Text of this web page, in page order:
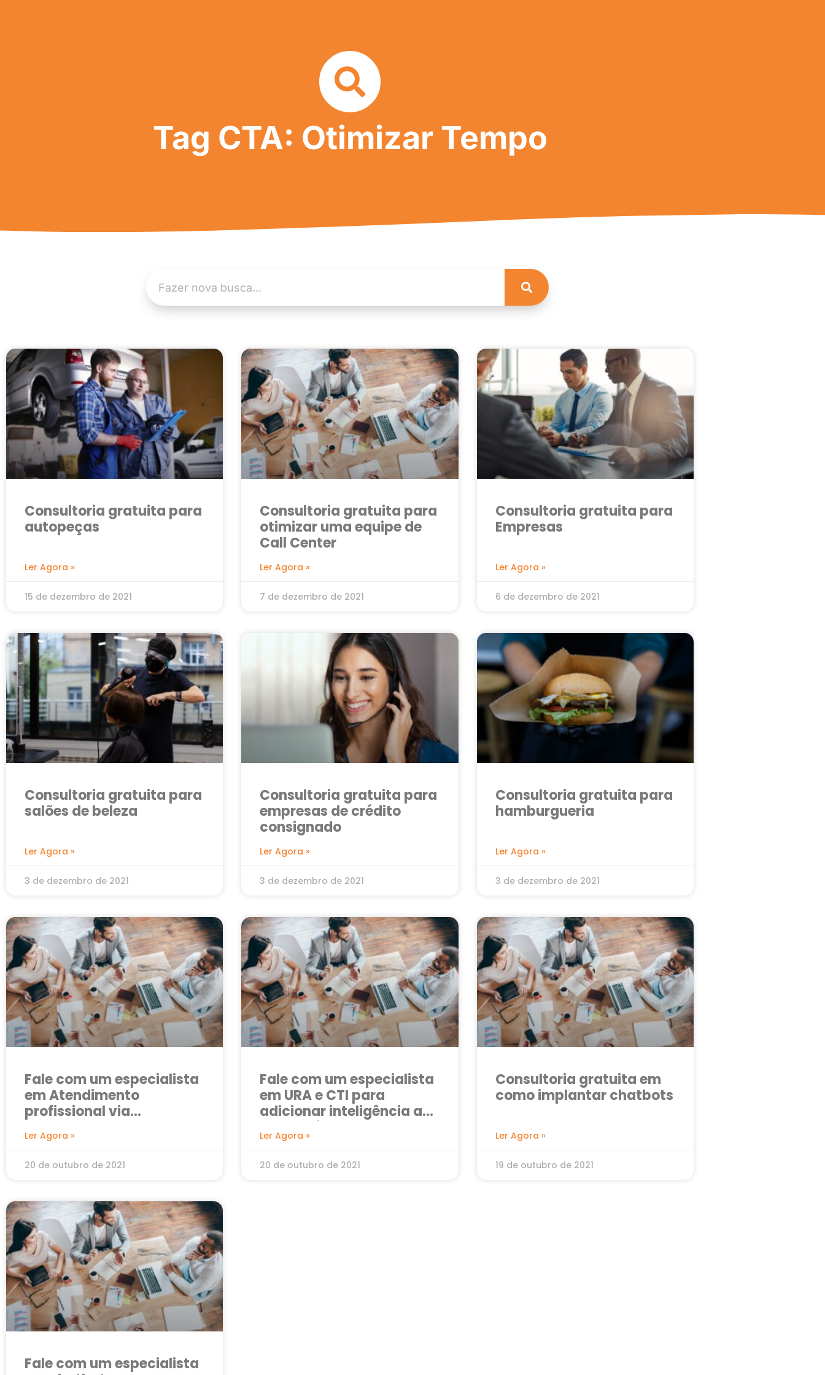
Tag CTA: Otimizar Tempo
Consultoria gratuita para
autopeças
Ler Agora »
15 de dezembro de 2021
Consultoria gratuita para
otimizar uma equipe de
Call Center
Ler Agora »
7 de dezembro de 2021
Consultoria gratuita para
Empresas
Ler Agora »
6 de dezembro de 2021
Consultoria gratuita para
salões de beleza
Ler Agora »
3 de dezembro de 2021
Consultoria gratuita para
empresas de crédito
consignado
Ler Agora »
3 de dezembro de 2021
Consultoria gratuita para
hamburgueria
Ler Agora »
3 de dezembro de 2021
Fale com um especialista
em Atendimento
profissional via
Ler Agora »
20 de outubro de 2021
Fale com um especialista
em URA e CTI para
adicionar inteligência ao
seu negócio
Ler Agora »
20 de outubro de 2021
Consultoria gratuita em
como implantar chatbots
Ler Agora »
19 de outubro de 2021
Fale com um especialista